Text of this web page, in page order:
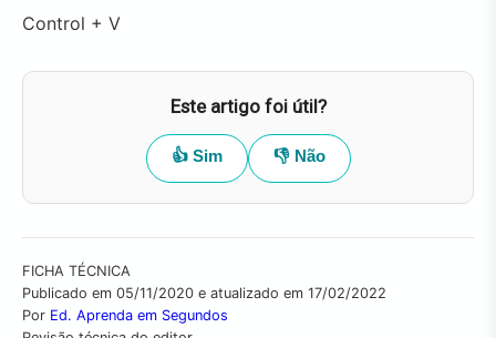
Control + V
Este artigo foi útil?
👍 Sim 👎 Não
FICHA TÉCNICA
Publicado em 05/11/2020 e atualizado em 17/02/2022
Por Ed. Aprenda em Segundos